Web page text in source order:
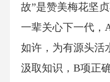
故”是赞美梅花坚
一辈关心下一代，
如许，为有源头活
汲取知识，B项正